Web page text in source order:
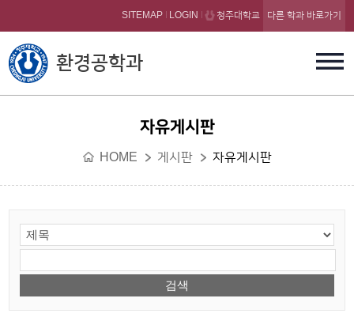
본문 바로가기
환경공학과
SITEMAP LOGIN 청주대학교 다른 학과 바로가기
자유게시판
HOME 게시판 자유게시판